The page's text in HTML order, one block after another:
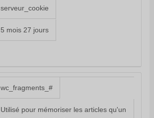
serveur_cookie
5 mois 27 jours
wc_fragments_#
Utilisé pour mémoriser les articles qu'un